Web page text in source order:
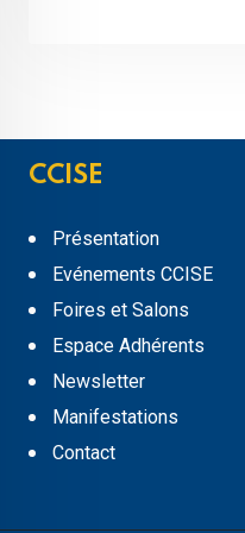
CCISE
Présentation
Evénements CCISE
Foires et Salons
Espace Adhérents
Newsletter
Manifestations
Contact